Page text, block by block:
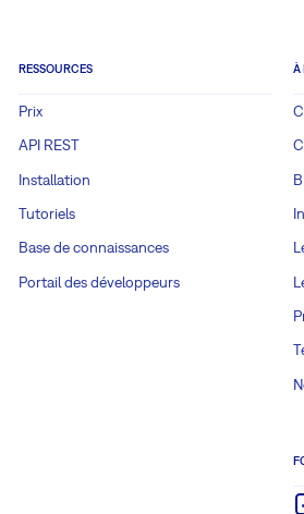
RESSOURCES
Prix
API REST
Installation
Tutoriels
Base de connaissances
Portail des développeurs
À